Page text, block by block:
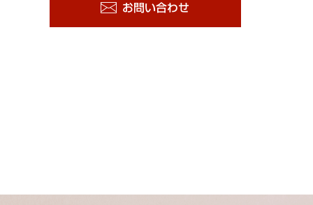
お問い合わせ